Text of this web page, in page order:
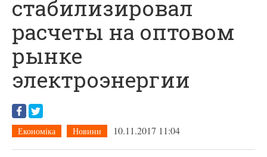
БІЗНЕС
СТАРТЕР
КОНТАКТИ
стабилизировал
расчеты на оптовом
рынке
электроэнергии
Економіка Новини 10.11.2017 11:04